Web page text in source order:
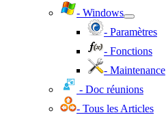
- Windows
- Paramètres
- Fonctions
- Maintenance
- Doc réunions
- Tous les Articles